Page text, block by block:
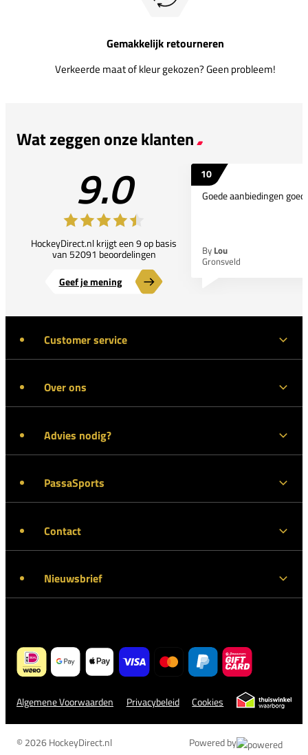
Gemakkelijk retourneren
Verkeerde maat of kleur gekozen? Geen probleem!
Wat zeggen onze klanten
9.0
HockeyDirect.nl krijgt een 9 op basis
van 52091 beoordelingen
Geef je mening
10
Goede aanbiedingen
By Lou
Gronsveld
Customer service
Over ons
Advies nodig?
PassaSports
Contact
Nieuwsbrief
Algemene Voorwaarden Privacybeleid Cookies
© 2026 HockeyDirect.nl Powered by